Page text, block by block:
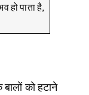
हो पाता है,
को हटाने